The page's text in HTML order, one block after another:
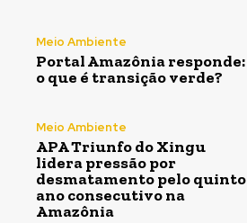
Meio Ambiente
Portal Amazônia responde:
o que é transição verde?
Meio Ambiente
APA Triunfo do Xingu
lidera pressão por
desmatamento pelo quinto
ano consecutivo na
Amazônia